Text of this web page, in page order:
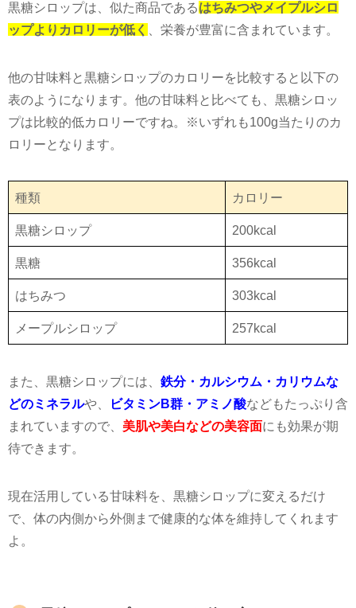
黒糖シロップは、似た商品であるはちみつやメイプルシロ
ップよりカロリーが低く
、栄養が豊富に含まれています。
他の甘味料と黒糖シロップのカロリーを比較すると以下の
表のようになります。他の甘味料と比べても、黒糖シロッ
プは比較的低カロリーですね。
※いずれも100g当たりのカ
ロリーとなります。
種類 カロリー
黒糖シロップ 200kcal
黒糖 356kcal
はちみつ 303kcal
メープルシロップ 257kcal
また、黒糖シロップには、 鉄分・カルシウム・カリウムな
どのミネラルや、 ビタミンB群・アミノ酸などもたっぷり含
まれていますので、 美肌や美白などの美容面にも効果が期
待できます。
現在活用している甘味料を、黒糖シロップに変えるだけ
で、体の内側から外側まで健康的な体を維持してくれます
よ。